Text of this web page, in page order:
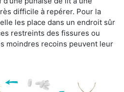
difficile à repérer. Pour la
les place dans un endroit sûr
restreints des fissures ou
moindres recoins peuvent leur